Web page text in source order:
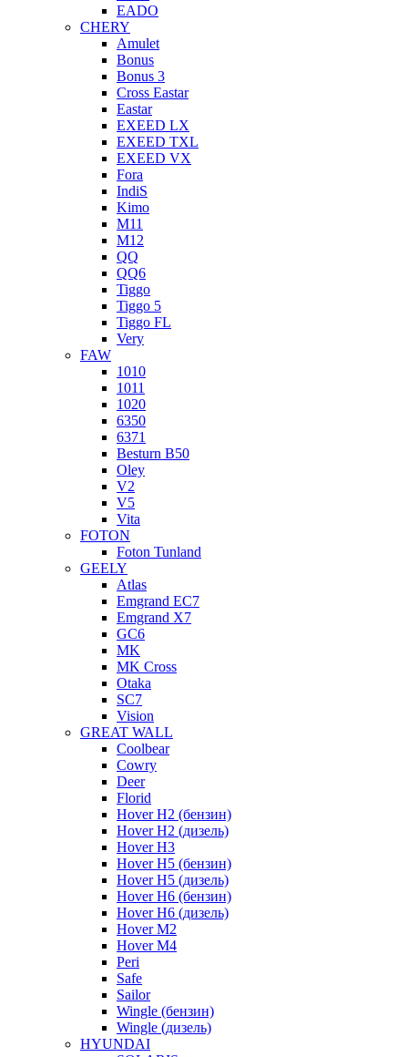
EADO
CHERY
Amulet
Bonus
Bonus 3
Cross Eastar
Eastar
EXEED LX
EXEED TXL
EXEED VX
Fora
IndiS
Kimo
M11
M12
QQ
QQ6
Tiggo
Tiggo 5
Tiggo FL
Very
FAW
1010
1011
1020
6350
6371
Besturn B50
Oley
V2
V5
Vita
FOTON
Foton Tunland
GEELY
Atlas
Emgrand EC7
Emgrand X7
GC6
MK
MK Cross
Otaka
SC7
Vision
GREAT WALL
Coolbear
Cowry
Deer
Florid
Hover H2 (бензин)
Hover H2 (дизель)
Hover H3
Hover H5 (бензин)
Hover H5 (дизель)
Hover H6 (бензин)
Hover H6 (дизель)
Hover M2
Hover M4
Peri
Safe
Sailor
Wingle (бензин)
Wingle (дизель)
HYUNDAI